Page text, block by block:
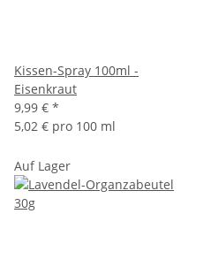
Kissen-Spray 100ml -
Eisenkraut
9,99 € *
5,02 € pro 100 ml
Auf Lager